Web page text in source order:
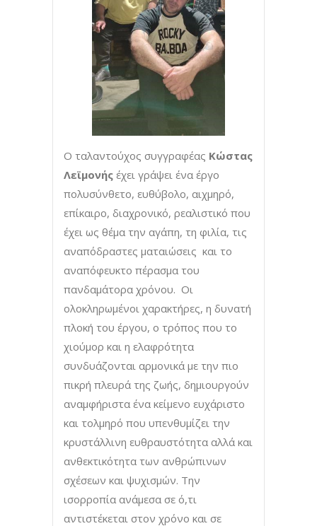
Ο ταλαντούχος συγγραφέας Κώστας
Λεϊμονής έχει γράψει ένα έργο
πολυσύνθετο, ευθύβολο, αιχμηρό,
επίκαιρο, διαχρονικό, ρεαλιστικό που
έχει ως θέμα την αγάπη, τη φιλία, τις
αναπόδραστες ματαιώσεις και το
αναπόφευκτο πέρασμα του
πανδαμάτορα χρόνου. Οι
ολοκληρωμένοι χαρακτήρες, η δυνατή
πλοκή του έργου, ο τρόπος που το
χιούμορ και η ελαφρότητα
συνδυάζονται αρμονικά με την πιο
πικρή πλευρά της ζωής, δημιουργούν
αναμφήριστα ένα κείμενο ευχάριστο
και τολμηρό που υπενθυμίζει την
κρυστάλλινη ευθραυστότητα αλλά και
ανθεκτικότητα των ανθρώπινων
σχέσεων και ψυχισμών. Την
ισορροπία ανάμεσα σε ό,τι
αντιστέκεται στον χρόνο και σε